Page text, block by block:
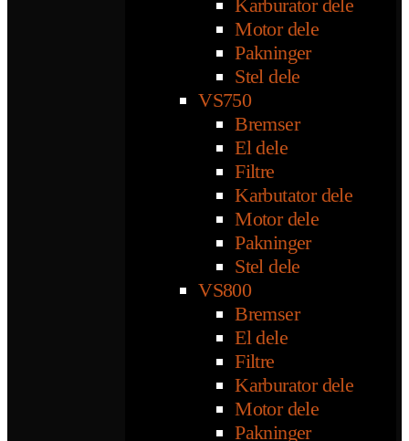
Karburator dele
Motor dele
Pakninger
Stel dele
VS750
Bremser
El dele
Filtre
Karbutator dele
Motor dele
Pakninger
Stel dele
VS800
Bremser
El dele
Filtre
Karburator dele
Motor dele
Pakninger